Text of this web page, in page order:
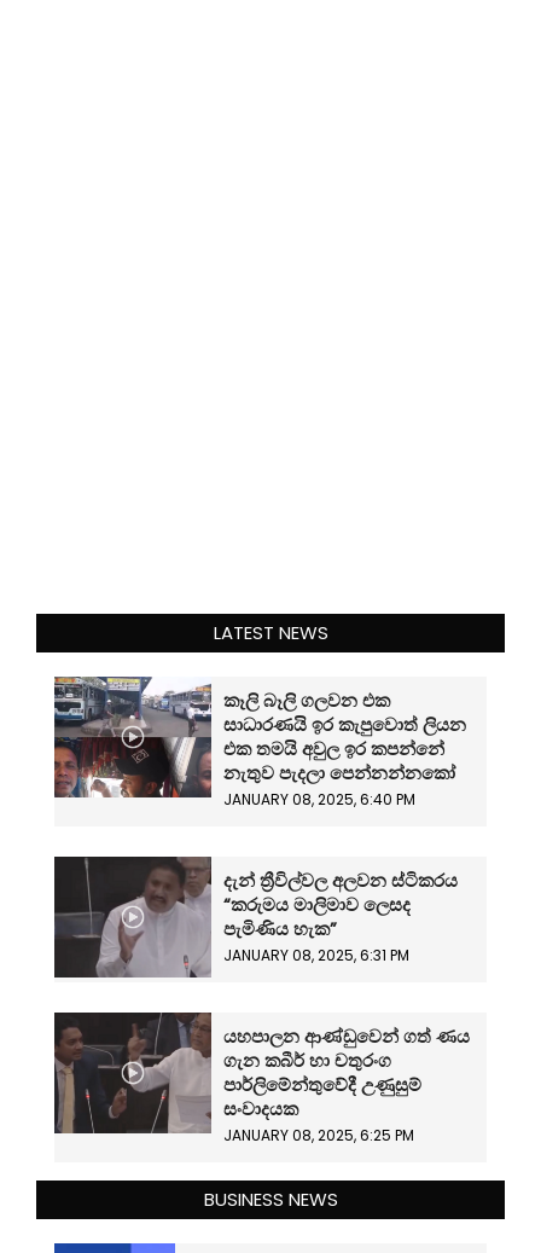
LATEST NEWS
කෑලි බෑලි ගලවන එක
සාධාරණයි ඉර කැපුවොත් ලියන
එක තමයි අවුල ඉර කපන්නේ
නැතුව පැදලා පෙන්නන්නකෝ
JANUARY 08, 2025, 6:40 PM
දැන් ත්‍රීවිල්වල අලවන ස්ටිකරය
“කරුමය මාලිමාව ලෙසද
පැමිණිය හැක”
JANUARY 08, 2025, 6:31 PM
යහපාලන ආණ්ඩුවෙන් ගත් ණය
ගැන කබීර් හා චතුරංග
පාර්ලිමේන්තුවේදී උණුසුම්
සංවාදයක
JANUARY 08, 2025, 6:25 PM
BUSINESS NEWS